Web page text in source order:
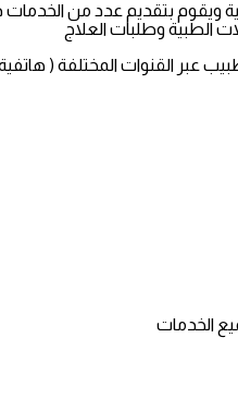
بتقديم عدد من الخدمات
الطبية وطلبات العلاج
الخدمات